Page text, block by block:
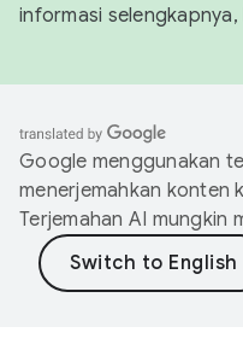
informasi selengkapnya,
Google menggunakan
menerjemahkan konten
Terjemahan AI mungkin